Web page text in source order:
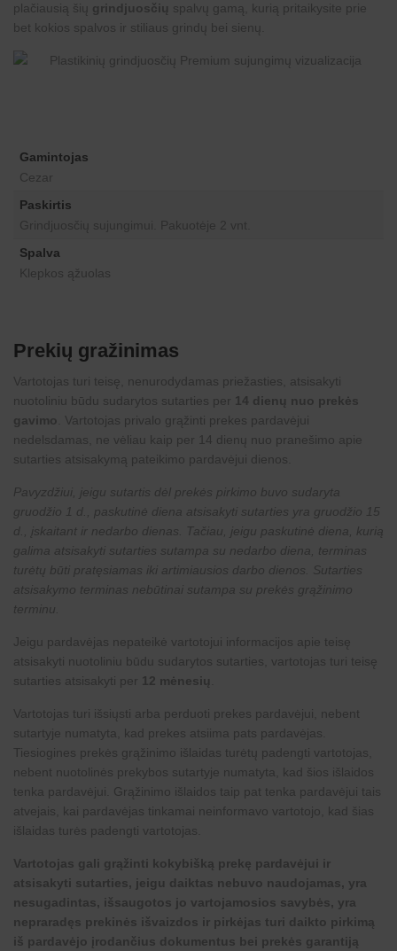
plačiausią šių grindjuosčių spalvų gamą, kurią pritaikysite prie
bet kokios spalvos ir stiliaus grindų bei sienų.
Gamintojas
Cezar
Paskirtis
Spalva
Klepkos ąžuolas
Prekių gražinimas
Vartotojas turi teisę, nenurodydamas priežasties, atsisakyti
nuotoliniu būdu sudarytos sutarties per 14 dienų nuo prekės
gavimo . Vartotojas privalo grąžinti prekes pardavėjui
nedelsdamas, ne vėliau kaip per 14 dienų nuo pranešimo apie
sutarties atsisakymą pateikimo pardavėjui dienos.
Pavyzdžiui, jeigu sutartis dėl prekės pirkimo buvo sudaryta
gruodžio 1 d., paskutinė diena atsisakyti sutarties yra gruodžio 15
d., įskaitant ir nedarbo dienas. Tačiau, jeigu paskutinė diena, kurią
galima atsisakyti sutarties sutampa su nedarbo diena, terminas
turėtų būti pratęsiamas iki artimiausios darbo dienos. Sutarties
atsisakymo terminas nebūtinai sutampa su prekės grąžinimo
terminu.
Jeigu pardavėjas nepateikė vartotojui informacijos apie teisę
atsisakyti nuotoliniu būdu sudarytos sutarties, vartotojas turi teisę
sutarties atsisakyti per 12 mėnesių
Vartotojas turi išsiųsti arba perduoti prekes pardavėjui, nebent
sutartyje numatyta, kad prekes atsiima pats pardavėjas.
Tiesiogines prekės grąžinimo išlaidas turėtų padengti vartotojas,
nebent nuotolinės prekybos sutartyje numatyta, kad šios išlaidos
tenka pardavėjui. Grąžinimo išlaidos taip pat tenka pardavėjui tais
atvejais, kai pardavėjas tinkamai neinformavo vartotojo, kad šias
išlaidas turės padengti vartotojas.
Vartotojas gali grąžinti kokybišką prekę pardavėjui ir
atsisakyti sutarties, jeigu daiktas nebuvo naudojamas, yra
nesugadintas, išsaugotos jo vartojamosios savybės, yra
nepraradęs prekinės išvaizdos ir pirkėjas turi daikto pirkimą
iš pardavėjo įrodančius dokumentus bei prekės garantiją